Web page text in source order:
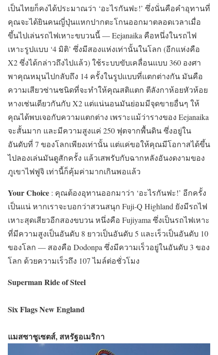
เป็นไทยก็คงได้ประมาณว่า ‘อะไรกันฟะ!’ ซึ่งนั่นคือคำอุทานที่
คุณจะได้ยินคนญี่ปุ่นแหกปากตะโกนออกมาตลอดเวลาเมื่อ
ขึ้นไปเล่นรถไฟเหาะขบวนนี้ — Eejanaika คือหนึ่งในรถไฟ
เหาะรูปแบบ ‘4 มิติ’ ซึ่งมีสองแห่งเท่านั้นในโลก (อีกแห่งคือ
X2 ซึ่งได้กล่าวถึงไปแล้ว) ใช้ระบบขับเคลื่อนแบบ 360 องศา
พาคุณหมุนไปกลับถึง 14 ครั้งในรูปแบบที่แตกต่างกัน มันคือ
ความเสียวซ่านชนิดที่จะทำให้คุณสติแตก ตีลังกาห้อยหัวห้อย
หางเช่นเดียวกันกับ X2 แต่แน่นอนมันย่อมมีจุดขายอื่นๆ ให้
คุณได้พบเจอกับความแตกต่าง เพราะแม้ว่ารางของ Eejanaika
จะสั้นมาก และมีความสูงแค่ 250 ฟุตจากพื้นดิน ซึ่งอยู่ใน
อันดับที่ 7 ของโลกเพียงเท่านั้น แต่แค่ขอให้คุณมีโอกาสได้ขึ้น
ไปลองเล่นมันดูสักครั้ง แล้วเสพรับกับฉากหลังอันงดงามของ
ภูเขาไฟฟูจิ เท่านี้ก็คุ้มค่ามากเกินพอแล้ว
Your Choice : คุณต้องอุทานออกมาว่า ‘อะไรกันฟะ!’ อีกครั้ง
เป็นแน่ หากเราจะบอกว่าสวนสนุก Fuji-Q Highland ยังมีรถไฟ
เหาะสุดเสียวอีกสองขบวน หนึ่งคือ Fujiyama ซึ่งเป็นรถไฟเหาะ
ที่มีความสูงเป็นอันดับ 8 ยาวเป็นอันดับ 5 และเร็วเป็นอันดับ 10
ของโลก — สองคือ Dodonpa ซึ่งมีความเร็วอยู่ในอันดับ 3 ของ
โลก ด้วยความเร็วถึง 107 ไมล์ต่อชั่วโมง
Superman Ride of Steel
Six Flags New England
แมสซาชูเซตส์, สหรัฐอเมริกา